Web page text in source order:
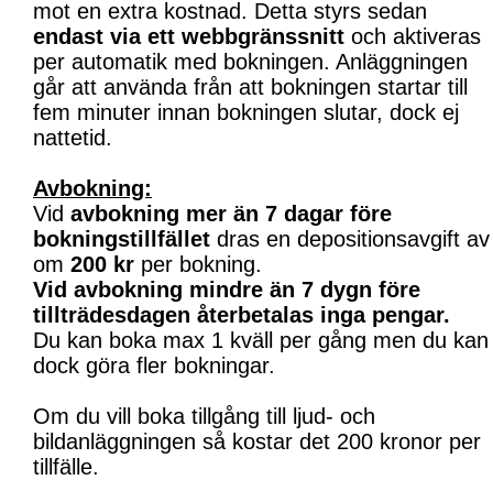
mot en extra kostnad. Detta styrs sedan
endast via ett webbgränssnitt och aktiveras
per automatik med bokningen. Anläggningen
går att använda från att bokningen startar till
fem minuter innan bokningen slutar, dock ej
nattetid.
Avbokning:
Vid avbokning mer än 7 dagar före
bokningstillfället dras en depositionsavgift av
om 200 kr per bokning.
Vid avbokning mindre än 7 dygn före
tillträdesdagen återbetalas inga pengar.
Du kan boka max 1 kväll per gång men du kan
dock göra fler bokningar.
Om du vill boka tillgång till ljud- och
bildanläggningen så kostar det 200 kronor per
tillfälle.